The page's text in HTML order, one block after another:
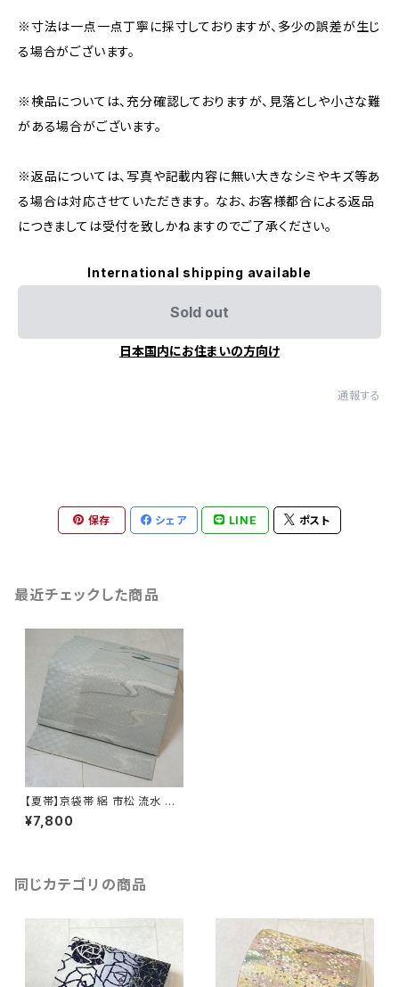
※寸法は一点一点丁寧に採寸しておりますが、多少の誤差が生じ
る場合がございます。
※検品については、充分確認しておりますが、見落としや小さな難
がある場合がございます。
※返品については、写真や記載内容に無い大きなシミやキズ等あ
る場合は対応させていただきます。 なお、お客様都合による返品
につきましては受付を致しかねますのでご了承ください。
International shipping available
Sold out
日本国内にお住まいの方向け
通報する
保存 シェア LINE ポスト
最近チェックした商品
【夏帯】京袋帯 絽 市松 流水 銀
糸 銀箔 アイスブルー 水色 251
¥7,800
同じカテゴリの商品